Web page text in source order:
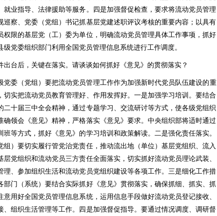
就业指导、法律援助等服务。四是加强督促检查，要求将流动党员管理
巡察、党委（党组）书记抓基层党建述职评议考核的重要内容；以具有
权限的基层党（工）委为单位，明确流动党员管理具体工作事项，抓好
级党委组织部门利用全国党员管理信息系统进行工作调度。
出台后，关键在落实。请谈谈如何抓好《意见》的贯彻落实？
党委（党组）要把流动党员管理工作作为加强新时代党员队伍建设的重
切实把流动党员教育管理好、作用发挥好。一是加强学习培训。要结合
二十届三中全会精神，通过专题学习、交流研讨等方式，使各级党组织
确领会《意见》精神，严格落实《意见》要求。中央组织部将适时通过
班等方式，抓好《意见》的学习培训和政策解读。二是强化责任落实。
组）要切实履行管党治党责任，推动流出地（单位）基层党组织、流入
层党组织和流动党员三方责任全面落实，切实抓好流动党员理论武装、
理、参加组织生活和流动党员党组织建设等各项工作。三是细化工作措
部门（系统）要结合实际抓好《意见》贯彻落实，确保抓细、抓实、抓
意用好全国党员管理信息系统，运用信息手段做好流动党员登记接收、
、组织生活管理等工作。四是加强督促指导。要通过情况调度、调研督